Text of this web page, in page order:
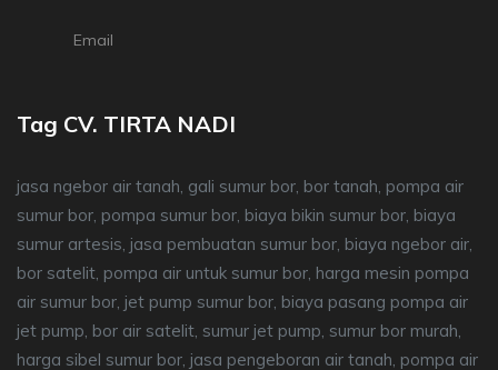
Email
Tag CV. TIRTA NADI
jasa ngebor air tanah, gali sumur bor, bor tanah, pompa air
sumur bor, pompa sumur bor, biaya bikin sumur bor, biaya
sumur artesis, jasa pembuatan sumur bor, biaya ngebor air,
bor satelit, pompa air untuk sumur bor, harga mesin pompa
air sumur bor, jet pump sumur bor, biaya pasang pompa air
jet pump, bor air satelit, sumur jet pump, sumur bor murah,
harga sibel sumur bor, jasa pengeboran air tanah, pompa air